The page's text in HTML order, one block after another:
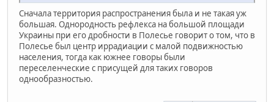
Сначала территория распространения была и не такая уж
большая. Однородность рефлекса на большой площади
Украины при его дробности в Полесье говорит о том, что в
Полесье был центр иррадиации с малой подвижностью
населения, тогда как южнее говоры были
переселенческие с присущей для таких говоров
однообразностью.